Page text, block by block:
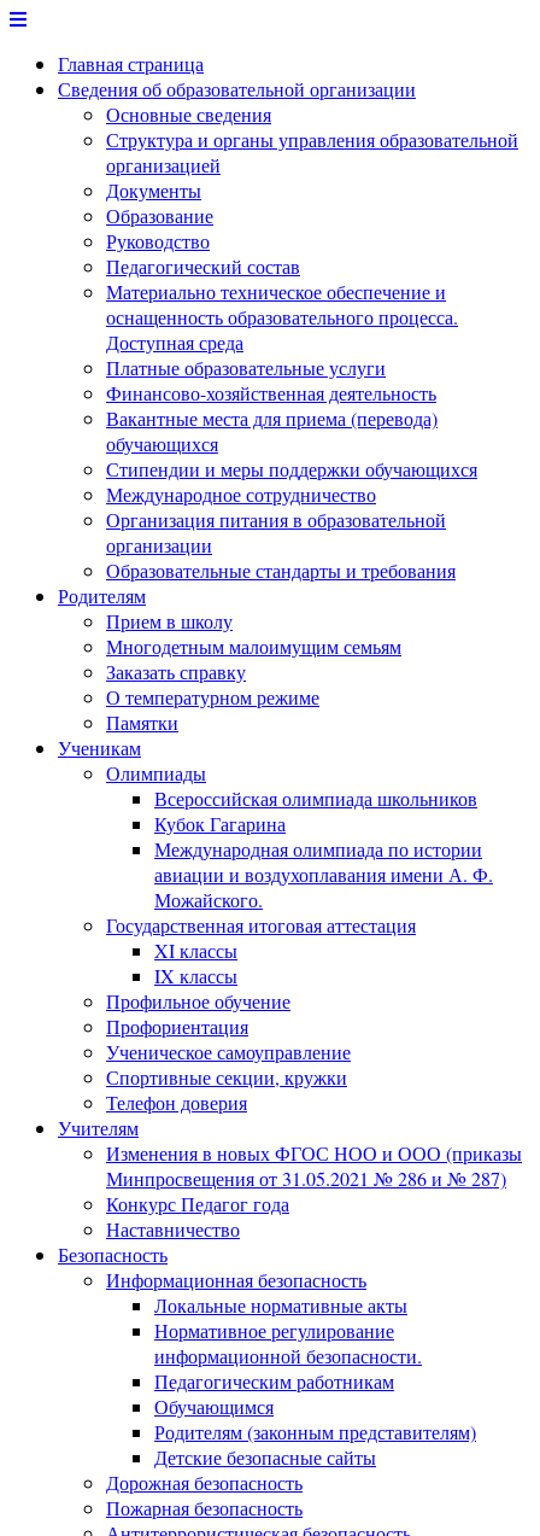
Перейти
содержимому
Главная страница
Сведения об образовательной организации
Основные сведения
Структура и органы управления образовательной
организацией
Документы
Образование
Руководство
Педагогический состав
Материально техническое обеспечение и
оснащенность образовательного процесса.
Доступная среда
Платные образовательные услуги
Финансово-хозяйственная деятельность
Вакантные места для приема (перевода)
обучающихся
Стипендии и меры поддержки обучающихся
Международное сотрудничество
Организация питания в образовательной
организации
Образовательные стандарты и требования
Родителям
Прием в школу
Многодетным малоимущим семьям
Заказать справку
О температурном режиме
Памятки
Ученикам
Олимпиады
Всероссийская олимпиада школьников
Кубок Гагарина
Международная олимпиада по истории
авиации и воздухоплавания имени А. Ф.
Можайского.
Государственная итоговая аттестация
XI классы
IX классы
Профильное обучение
Профориентация
Ученическое самоуправление
Спортивные секции, кружки
Телефон доверия
Учителям
Изменения в новых ФГОС НОО и ООО (приказы
Минпросвещения от 31.05.2021 № 286 и № 287)
Конкурс Педагог года
Наставничество
Безопасность
Информационная безопасность
Локальные нормативные акты
Нормативное регулирование
информационной безопасности.
Педагогическим работникам
Обучающимся
Родителям (законным представителям)
Детские безопасные сайты
Дорожная безопасность
Пожарная безопасность